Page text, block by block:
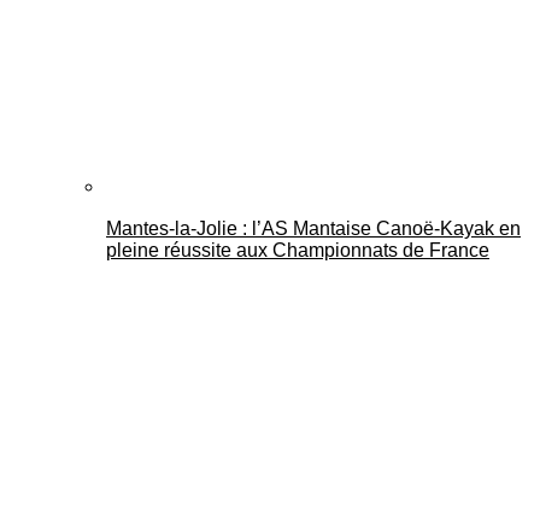
Mantes-la-Jolie : l’AS Mantaise Canoë‑Kayak en
pleine réussite aux Championnats de France